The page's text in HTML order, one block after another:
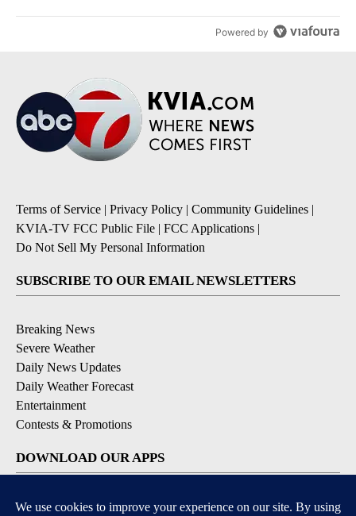
Powered by
Terms of Service | Privacy Policy | Community Guidelines |
KVIA-TV FCC Public File | FCC Applications |
Do Not Sell My Personal Information
SUBSCRIBE TO OUR EMAIL NEWSLETTERS
Breaking News
Severe Weather
Daily News Updates
Daily Weather Forecast
Entertainment
Contests & Promotions
DOWNLOAD OUR APPS
Available for iOS and Android